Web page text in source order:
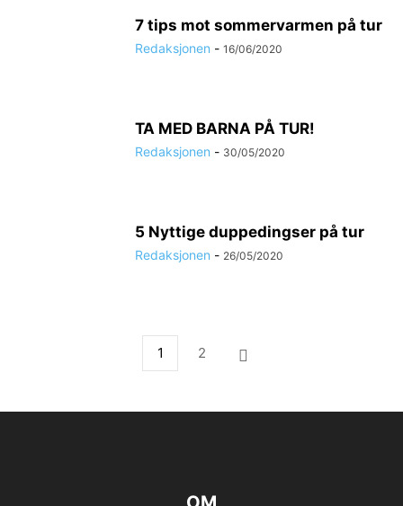
7 tips mot sommervarmen på tur
Redaksjonen - 16/06/2020
TA MED BARNA PÅ TUR!
Redaksjonen - 30/05/2020
5 Nyttige duppedingser på tur
Redaksjonen - 26/05/2020
1 2